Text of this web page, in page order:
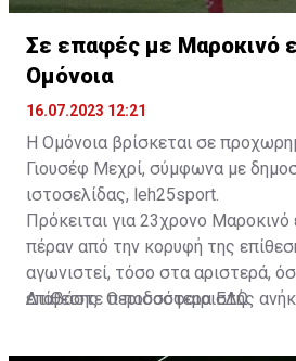
Σε επαφές με Μαροκινό
Ομόνοια
16.07.2023 12:21
Η Ομόνοια βρίσκεται σε
Γιουσέφ Μεχρί, σύμφωνα με
ιστοσελίδας, leh25sport.
Πρόκειται για 23χρονο Μαροκινό
πέραν από την κορυφή της
αγωνιστεί, τόσο στα αριστερά,
επίθεσης. Ο ποδοσφαιριστής
Διαβάστε περισσότεραΕΔΩ.